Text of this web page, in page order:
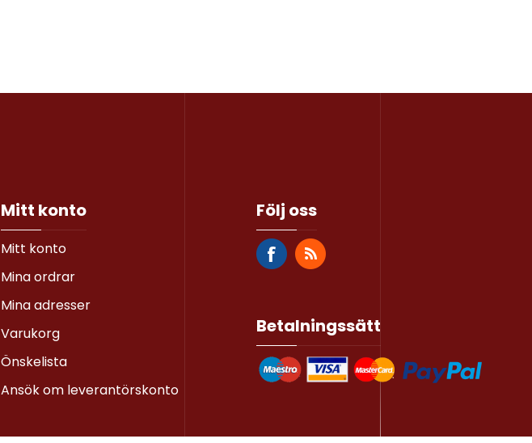
Mitt konto
Mitt konto
Mina ordrar
Mina adresser
Varukorg
Önskelista
Ansök om leverantörskonto
Följ oss
Betalningssätt